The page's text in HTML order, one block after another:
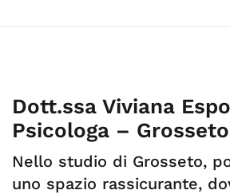
Dott.ssa Viviana
Psicologa – Grosseto
Nello studio di Grosseto,
uno spazio rassicurante,